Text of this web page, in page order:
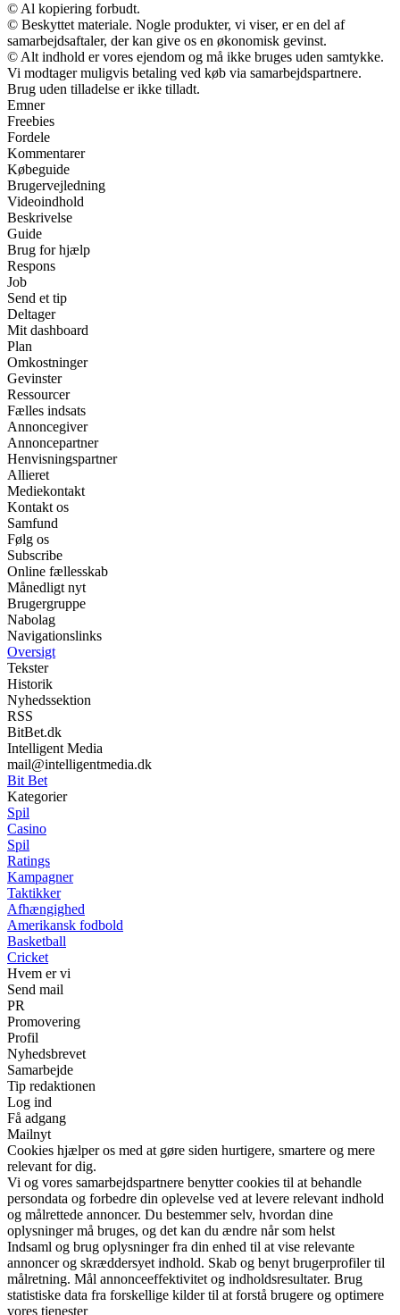
© Al kopiering forbudt.
© Beskyttet materiale. Nogle produkter, vi viser, er en del af
samarbejdsaftaler, der kan give os en økonomisk gevinst.
© Alt indhold er vores ejendom og må ikke bruges uden samtykke.
Vi modtager muligvis betaling ved køb via samarbejdspartnere.
Brug uden tilladelse er ikke tilladt.
Emner
Freebies
Fordele
Kommentarer
Købeguide
Brugervejledning
Videoindhold
Beskrivelse
Guide
Brug for hjælp
Respons
Job
Send et tip
Deltager
Mit dashboard
Plan
Omkostninger
Gevinster
Ressourcer
Fælles indsats
Annoncegiver
Annoncepartner
Henvisningspartner
Allieret
Mediekontakt
Kontakt os
Samfund
Følg os
Subscribe
Online fællesskab
Månedligt nyt
Brugergruppe
Nabolag
Navigationslinks
Oversigt
Tekster
Historik
Nyhedssektion
RSS
BitBet.dk
Intelligent Media
mail@intelligentmedia.dk
Bit Bet
Kategorier
Spil
Casino
Spil
Ratings
Kampagner
Taktikker
Afhængighed
Amerikansk fodbold
Basketball
Cricket
Hvem er vi
Send mail
PR
Promovering
Profil
Nyhedsbrevet
Samarbejde
Tip redaktionen
Log ind
Få adgang
Mailnyt
Cookies hjælper os med at gøre siden hurtigere, smartere og mere
relevant for dig.
Vi og vores samarbejdspartnere benytter cookies til at behandle
persondata og forbedre din oplevelse ved at levere relevant indhold
og målrettede annoncer. Du bestemmer selv, hvordan dine
oplysninger må bruges, og det kan du ændre når som helst
Indsaml og brug oplysninger fra din enhed til at vise relevante
annoncer og skræddersyet indhold. Skab og benyt brugerprofiler til
målretning. Mål annonceeffektivitet og indholdsresultater. Brug
statistiske data fra forskellige kilder til at forstå brugere og optimere
vores tjenester